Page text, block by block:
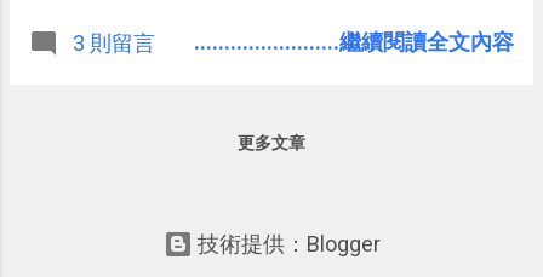
3 則留言 ........................繼續閱讀全文內容
更多文章
技術提供：Blogger